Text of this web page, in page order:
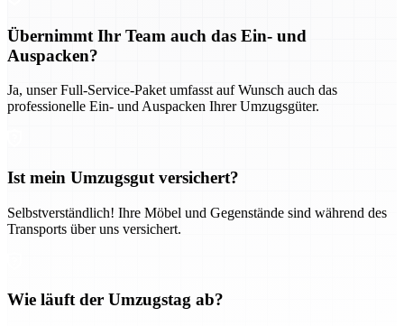
Übernimmt Ihr Team auch das Ein- und
Auspacken?
Ja, unser Full-Service-Paket umfasst auf Wunsch auch das
professionelle Ein- und Auspacken Ihrer Umzugsgüter.
Ist mein Umzugsgut versichert?
Selbstverständlich! Ihre Möbel und Gegenstände sind während des
Transports über uns versichert.
Wie läuft der Umzugstag ab?